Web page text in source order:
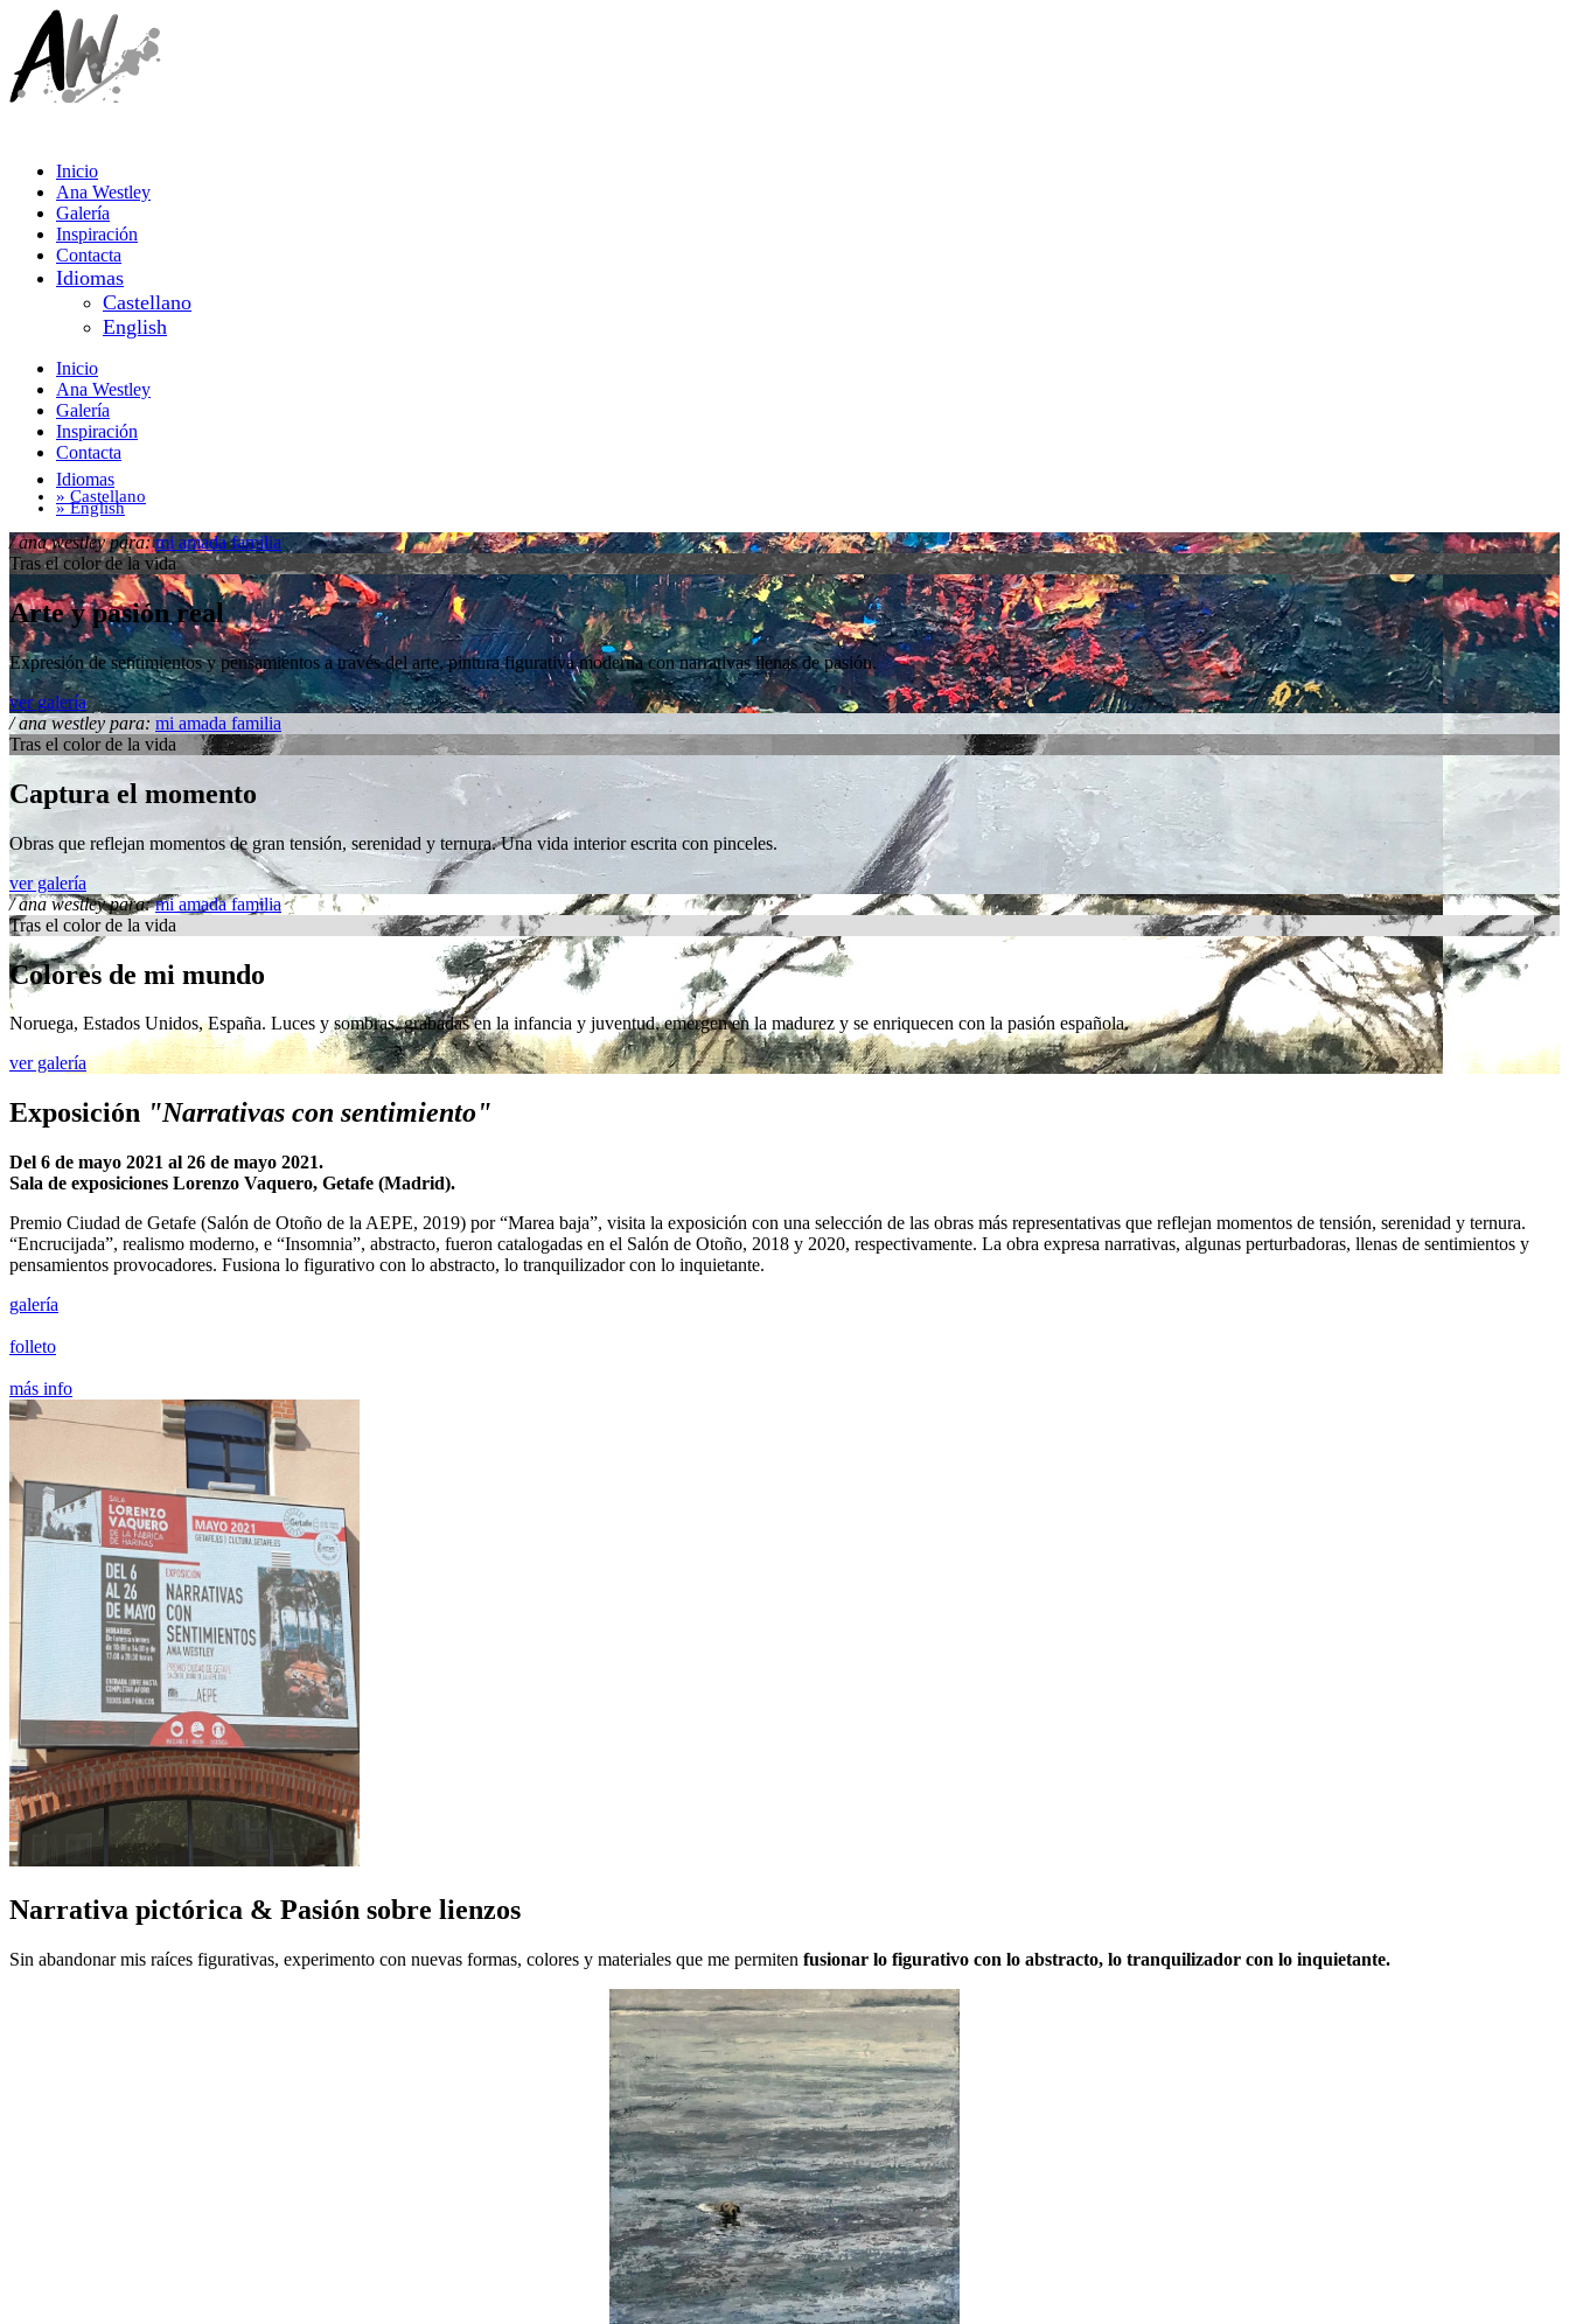
Inicio
Ana Westley
Galería
Inspiración
Contacta
Idiomas
Castellano
English
Inicio
Ana Westley
Galería
Inspiración
Contacta
Idiomas
» Castellano
» English
/ ana westley para: mi amada familia
Tras el color de la vida
Arte y pasión real
Expresión de sentimientos y pensamientos a través del arte, pintura figurativa moderna con narrativas llenas de pasión.
ver galería
/ ana westley para: mi amada familia
Tras el color de la vida
Captura el momento
Obras que reflejan momentos de gran tensión, serenidad y ternura. Una vida interior escrita con pinceles.
ver galería
/ ana westley para: mi amada familia
Tras el color de la vida
Colores de mi mundo
Noruega, Estados Unidos, España. Luces y sombras, grabadas en la infancia y juventud, emergen en la madurez y se enriquecen con la pasión española.
ver galería
Exposición "Narrativas con sentimiento"
Del 6 de mayo 2021 al 26 de mayo 2021.
Sala de exposiciones Lorenzo Vaquero, Getafe (Madrid).
Premio Ciudad de Getafe (Salón de Otoño de la AEPE, 2019) por “Marea baja”, visita la exposición con una selección de las obras más representativas que reflejan momentos de tensión, serenidad y ternura.
“Encrucijada”, realismo moderno, e “Insomnia”, abstracto, fueron catalogadas en el Salón de Otoño, 2018 y 2020, respectivamente. La obra expresa narrativas, algunas perturbadoras, llenas de sentimientos y
pensamientos provocadores. Fusiona lo figurativo con lo abstracto, lo tranquilizador con lo inquietante.
galería
folleto
más info
Narrativa pictórica & Pasión sobre lienzos
Sin abandonar mis raíces figurativas, experimento con nuevas formas, colores y materiales que me permiten fusionar lo figurativo con lo abstracto, lo tranquilizador con lo inquietante.